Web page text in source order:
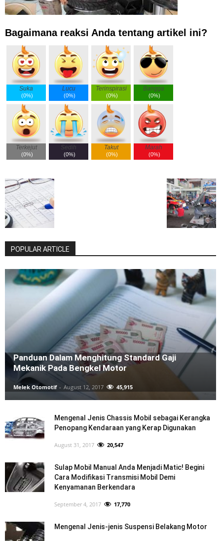
Bagaimana reaksi Anda tentang artikel ini?
Suka
(0%)
Lucu
(0%)
Terinspirasi
(0%)
Bangga
(0%)
Terkejut
(0%)
Sedih
(0%)
Takut
(0%)
Marah
(0%)
POPULAR ARTICLE
Panduan Dalam Menghitung Standard Gaji
Mekanik Pada Bengkel Motor
Melek Otomotif - August 12, 2017 45,915
Mengenal Jenis Chassis Mobil sebagai Kerangka
Penopang Kendaraan yang Kerap Digunakan
August 31, 2017 20,547
Sulap Mobil Manual Anda Menjadi Matic! Begini
Cara Modifikasi Transmisi Mobil Demi
Kenyamanan Berkendara
September 4, 2017 17,770
Mengenal Jenis-jenis Suspensi Belakang Motor